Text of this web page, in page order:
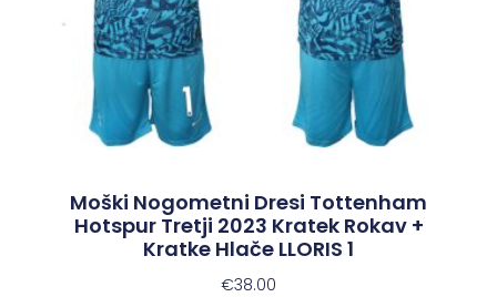
Moški Nogometni Dresi Tottenham
Hotspur Tretji 2023 Kratek Rokav +
Kratke Hlače LLORIS 1
€38.00